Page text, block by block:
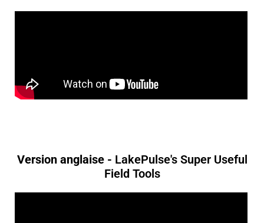
Version anglaise - LakePulse's Super Useful
Field Tools